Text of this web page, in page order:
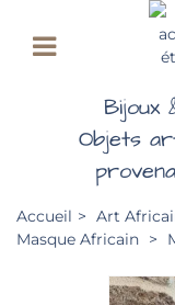
Bijoux
Objets
Accueil > Art
Masque Africain >